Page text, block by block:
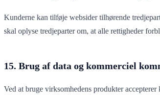
Kunderne kan tilføje websider tilhørende
skal oplyse tredjeparter om, at alle rettigheder
15. Brug af data og kommerciel
Ved at bruge virksomhedens produkter